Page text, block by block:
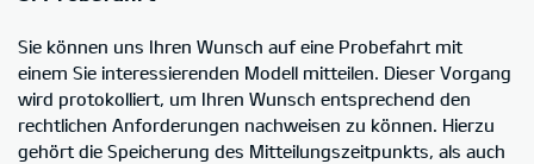
Sie können uns Ihren Wunsch auf eine Probefahrt mit
einem Sie interessierenden Modell mitteilen. Dieser Vorgang
wird protokolliert, um Ihren Wunsch entsprechend den
rechtlichen Anforderungen nachweisen zu können. Hierzu
gehört die Speicherung des Mitteilungszeitpunkts, als auch